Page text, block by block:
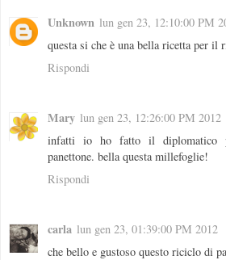
Unknown lun gen 23, 12:10:00 PM
questa si che è una bella ricetta per il
Rispondi
Mary lun gen 23, 12:26:00 PM 2012
infatti io ho fatto il diplomatico
panettone. bella questa millefoglie!
Rispondi
carla lun gen 23, 01:39:00 PM 2012
che bello e gustoso questo riciclo di